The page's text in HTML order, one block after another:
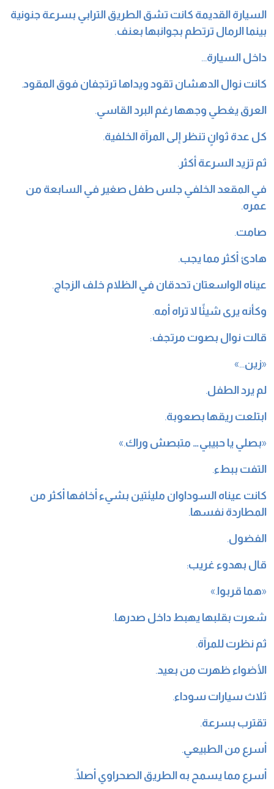
السيارة القديمة كانت تشق الطريق الترابي بسرعة جنونية
بينما الرمال ترتطم بجوانبها بعنف.
داخل السيارة…
كانت نوال الدهشان تقود ويداها ترتجفان فوق المقود.
العرق يغطي وجهها رغم البرد القاسي.
كل عدة ثوانٍ تنظر إلى المرآة الخلفية.
ثم تزيد السرعة أكثر .
في المقعد الخلفي جلس طفل صغير في السابعة من
عمره.
صامت.
هادئ أكثر مما يجب.
عيناه الواسعتان تحدقان في الظلام خلف الزجاج.
وكأنه يرى شيئًا لا تراه أمه.
قالت نوال بصوت مرتجف:
«زين…»
لم يرد الطفل.
ابتلعت ريقها بصعوبة.
«بصلي يا حبيبي… متبصش وراك.»
التفت ببطء.
كانت عيناه السوداوان مليئتين بشيء أخافها أكثر من
المطاردة نفسها.
الفضول.
قال بهدوء غريب:
«هما قربوا.»
شعرت بقلبها يهبط داخل صدرها.
ثم نظرت للمرآة.
الأضواء ظهرت من بعيد.
ثلاث سيارات سوداء.
تقترب بسرعة.
أسرع من الطبيعي.
أسرع مما يسمح به الطريق الصحراوي أصلًا.